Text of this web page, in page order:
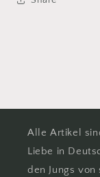
Alle Artikel
Liebe in
den Jungs